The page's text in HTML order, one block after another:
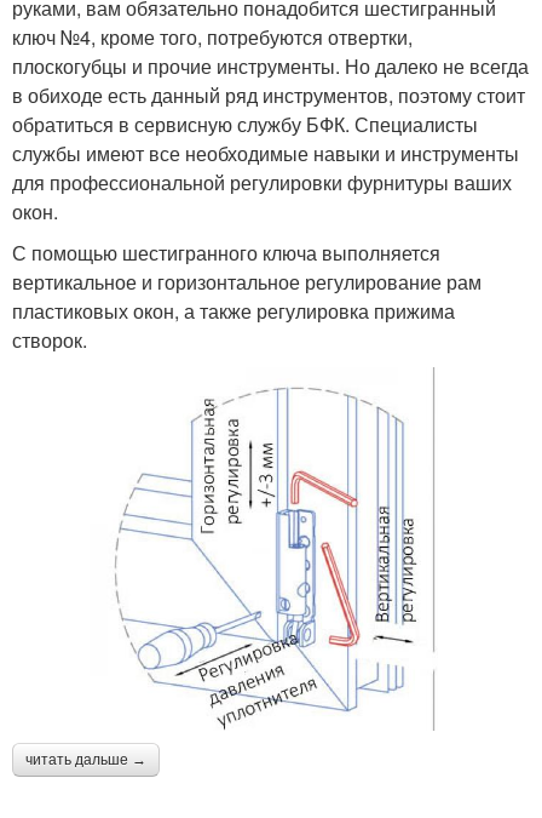
руками, вам обязательно понадобится шестигранный
ключ №4, кроме того, потребуются отвертки,
плоскогубцы и прочие инструменты. Но далеко не всегда
в обиходе есть данный ряд инструментов, поэтому стоит
обратиться в сервисную службу БФК. Специалисты
службы имеют все необходимые навыки и инструменты
для профессиональной регулировки фурнитуры ваших
окон.
С помощью шестигранного ключа выполняется
вертикальное и горизонтальное регулирование рам
пластиковых окон, а также регулировка прижима
створок.
читать дальше →